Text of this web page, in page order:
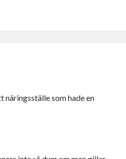
näringsställe som hade en